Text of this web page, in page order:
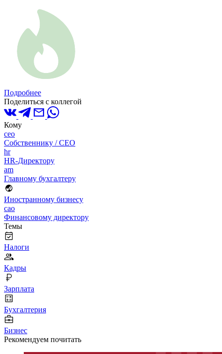
Подробнее
Поделиться с коллегой
Кому
ceo
Собственнику / CEO
hr
HR-Директору
am
Главному бухгалтеру
Иностранному бизнесу
cao
Финансовому директору
Темы
Налоги
Кадры
Зарплата
Бухгалтерия
Бизнес
Рекомендуем почитать